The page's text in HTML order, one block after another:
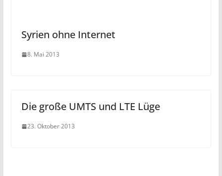
Syrien ohne Internet
8. Mai 2013
Die große UMTS und LTE Lüge
23. Oktober 2013